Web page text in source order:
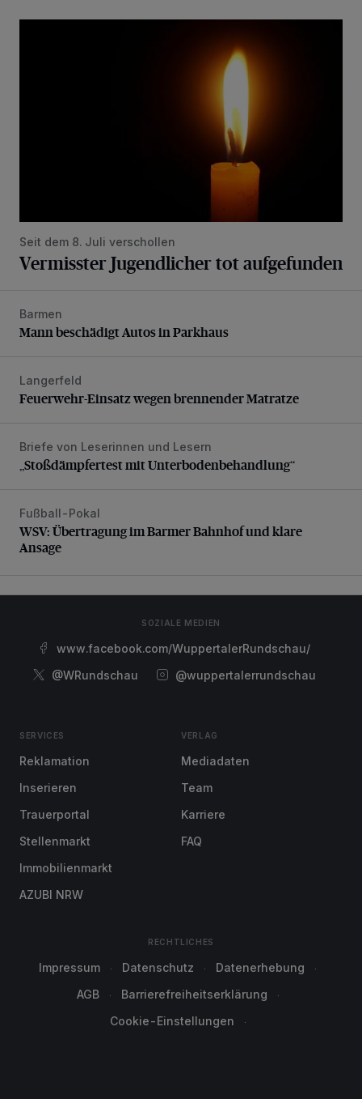
Seit dem 8. Juli verschollen
Vermisster Jugendlicher tot aufgefunden
Mann beschädigt Autos in Parkhaus
Barmen
Mann beschädigt Autos in Parkhaus
Feuerwehr-Einsatz wegen brennender Matratze
Langerfeld
Feuerwehr-Einsatz wegen brennender Matratze
„Stoßdämpfertest mit Unterbodenbehandlung“
Briefe von Leserinnen und Lesern
„Stoßdämpfertest mit Unterbodenbehandlung“
WSV: Übertragung im Barmer Bahnhof und klare Ansage
Fußball-Pokal
WSV: Übertragung im Barmer Bahnhof und klare
Ansage
SOZIALE MEDIEN
www.facebook.com/WuppertalerRundschau/
@WRundschau
@wuppertalerrundschau
SERVICES
Reklamation
Inserieren
Trauerportal
Stellenmarkt
Immobilienmarkt
AZUBI NRW
VERLAG
Mediadaten
Team
Karriere
FAQ
RECHTLICHES
Impressum Datenschutz
Datenerhebung
AGB
Barrierefreiheitserklärung
Cookie-Einstellungen